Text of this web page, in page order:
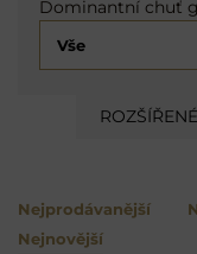
Dominantní chuť
Nejprodávanější
Nejnovější